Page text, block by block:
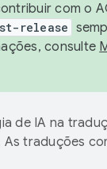
com o
release
consulte
de IA na
traduções